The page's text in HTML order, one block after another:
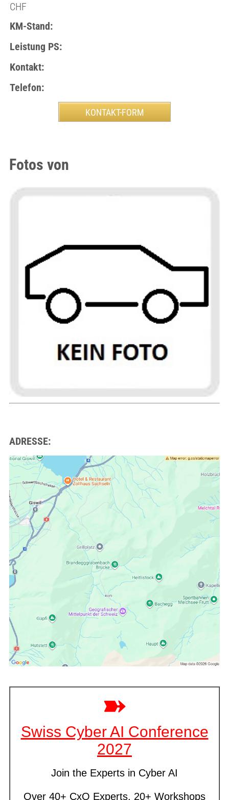
CHF
KM-Stand:
Leistung PS:
Kontakt:
Telefon:
Fotos von
ADRESSE: